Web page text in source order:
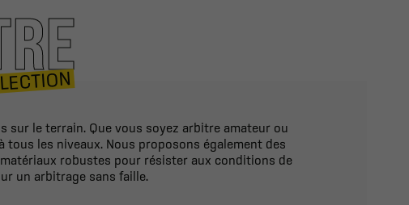
le terrain. Que vous soyez arbitre amateur ou
les niveaux. Nous proposons également des
robustes pour résister aux conditions de
un arbitrage sans faille.